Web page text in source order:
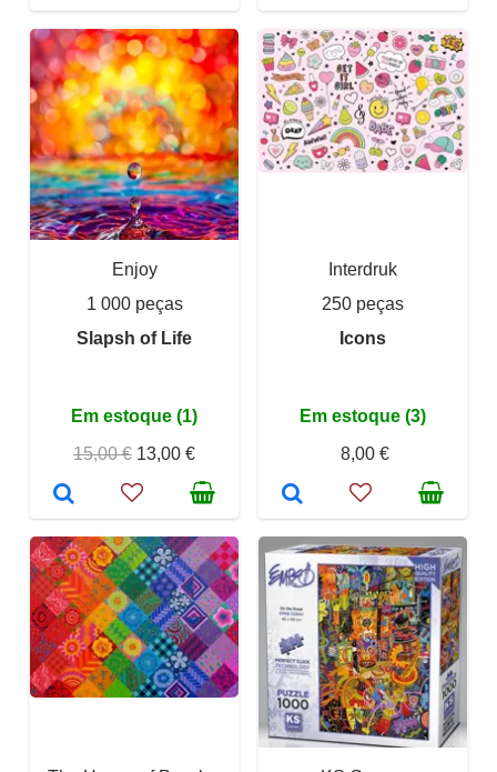
Enjoy
1 000 peças
Slapsh of Life
Em estoque (1)
15,00 € 13,00 €
Interdruk
250 peças
Icons
Em estoque (3)
8,00 €